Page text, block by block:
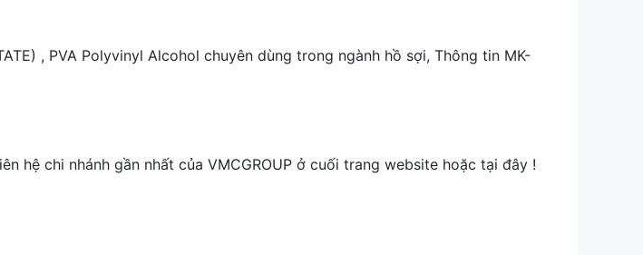
, PVA Polyvinyl Alcohol chuyên dùng trong ngành hồ sợi, Thông tin MK-
hệ chi nhánh gần nhất của VMCGROUP ở cuối trang website hoặc tại đây !